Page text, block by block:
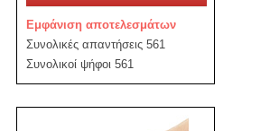
Εμφάνιση αποτελεσμάτων
Συνολικές απαντήσεις 561
Συνολικοί ψήφοι 561